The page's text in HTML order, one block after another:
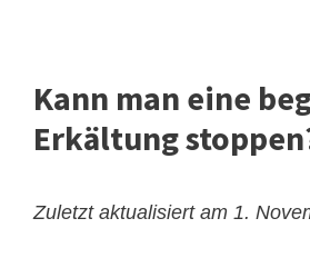
Kann man eine
Erkältung
Zuletzt aktualisiert am 1.